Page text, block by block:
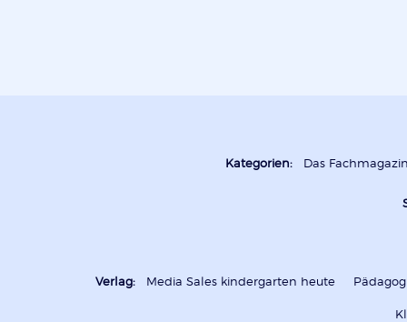
Kategorien: Das
Verlag: Media Sales kindergarten heute